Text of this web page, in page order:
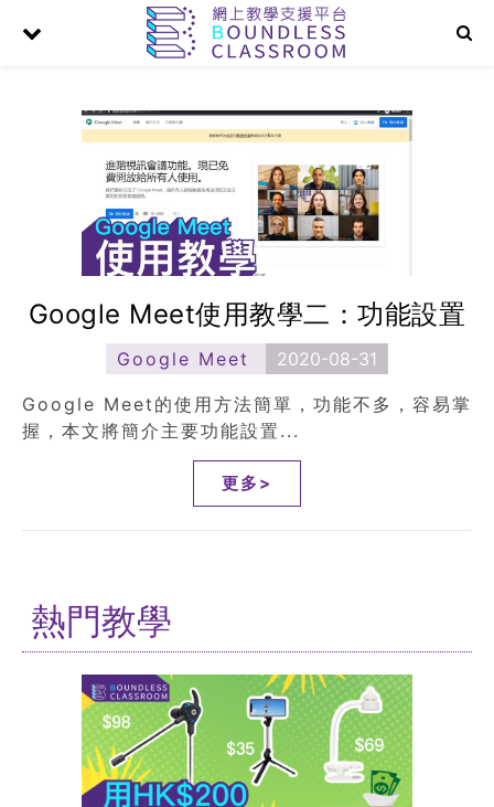
Google Meet使用教學二：功能設置
Google Meet 2020-08-31
Google Meet的使用方法簡單，功能不多，容易掌
握，本文將簡介主要功能設置...
更多>
熱門教學